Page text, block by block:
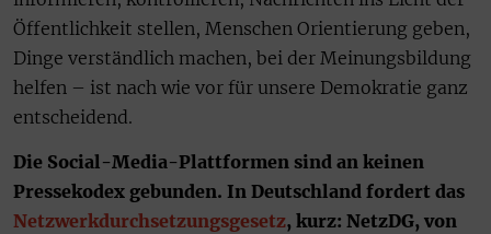
Öffentlichkeit stellen, Menschen Orientierung geben,
Dinge verständlich machen, bei der Meinungsbildung
helfen – ist nach wie vor für unsere Demokratie ganz
entscheidend.
Die Social-Media-Plattformen sind an keinen
Pressekodex gebunden. In Deutschland fordert das
Netzwerkdurchsetzungsgesetz, kurz: NetzDG, von